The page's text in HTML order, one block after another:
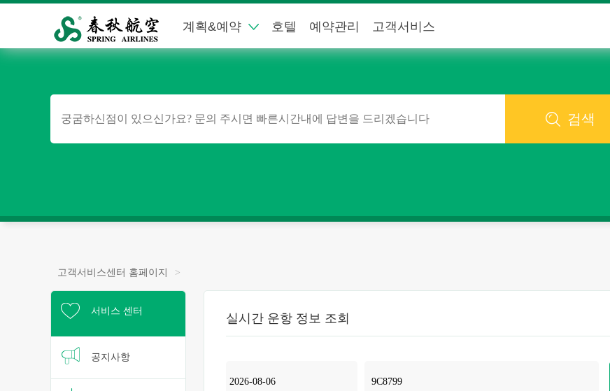
계획&예약 호텔 예약관리 고객서비스
검색
고객서비스센터 홈페이지 >
서비스 센터
공지사항
실시간 운항 정보 조회